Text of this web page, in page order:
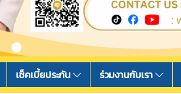
เช็คเบี้ยประกัน ร่วมงานกับเรา